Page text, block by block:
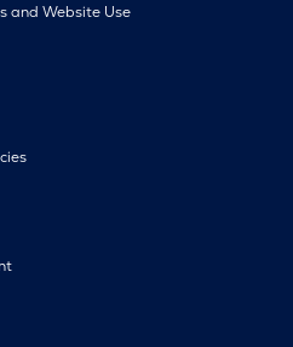
and Website Use